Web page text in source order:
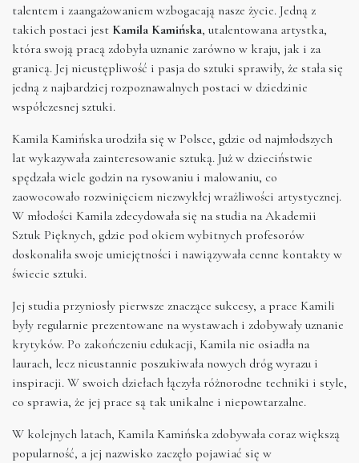
talentem i zaangażowaniem wzbogacają nasze życie. Jedną z
takich postaci jest Kamila Kamińska, utalentowana artystka,
która swoją pracą zdobyła uznanie zarówno w kraju, jak i za
granicą. Jej nieustępliwość i pasja do sztuki sprawiły, że stała się
jedną z najbardziej rozpoznawalnych postaci w dziedzinie
współczesnej sztuki.
Kamila Kamińska urodziła się w Polsce, gdzie od najmłodszych
lat wykazywała zainteresowanie sztuką. Już w dzieciństwie
spędzała wiele godzin na rysowaniu i malowaniu, co
zaowocowało rozwinięciem niezwykłej wrażliwości artystycznej.
W młodości Kamila zdecydowała się na studia na Akademii
Sztuk Pięknych, gdzie pod okiem wybitnych profesorów
doskonaliła swoje umiejętności i nawiązywała cenne kontakty w
świecie sztuki.
Jej studia przyniosły pierwsze znaczące sukcesy, a prace Kamili
były regularnie prezentowane na wystawach i zdobywały uznanie
krytyków. Po zakończeniu edukacji, Kamila nie osiadła na
laurach, lecz nieustannie poszukiwała nowych dróg wyrazu i
inspiracji. W swoich dziełach łączyła różnorodne techniki i style,
co sprawia, że jej prace są tak unikalne i niepowtarzalne.
W kolejnych latach, Kamila Kamińska zdobywała coraz większą
popularność, a jej nazwisko zaczęło pojawiać się w